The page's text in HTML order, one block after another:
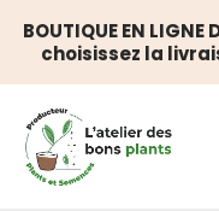
BOUTIQUE EN
choisissez la